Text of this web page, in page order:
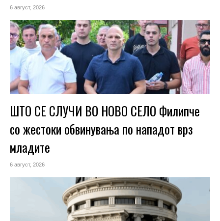
6 август, 2026
ШТО СЕ СЛУЧИ ВО НОВО СЕЛО Филипче
со жестоки обвинувања по нападот врз
младите
6 август, 2026